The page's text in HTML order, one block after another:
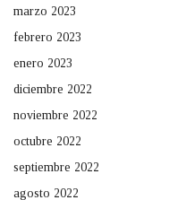
marzo 2023
febrero 2023
enero 2023
diciembre 2022
noviembre 2022
octubre 2022
septiembre 2022
agosto 2022